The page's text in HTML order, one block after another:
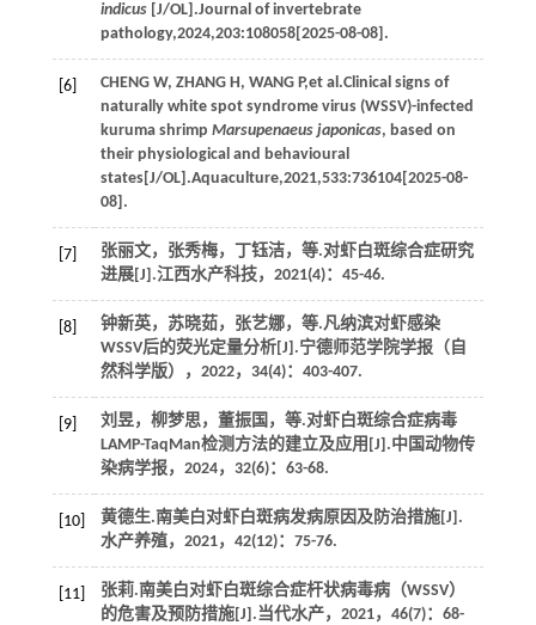
indicus[J/OL].Journal of invertebrate
pathology,2024,203:108058[2025-08-08].
[6] CHENG W, ZHANG H, WANG P,et al.Clinical signs of
naturally white spot syndrome virus (WSSV)-infected
kuruma shrimp Marsupenaeus japonicas, based on
their physiological and behavioural
states[J/OL].Aquaculture,2021,533:736104[2025-08-
08].
[7] 张丽文，张秀梅，丁钰洁， 等.对虾白斑综合症研究
进展[J].江西水产科技， 2021(4)：45-46.
[8] 钟新英，苏晓茹，张艺娜， 等.凡纳滨对虾感染
WSSV后的荧光定量分析[J].宁德师范学院学报（自
然科学版）
， 2022， 34(4)：403-407.
[9] 刘昱，柳梦思，董振国， 等.对虾白斑综合症病毒
LAMP-TaqMan检测方法的建立及应用[J].中国动物传
染病学报， 2024， 32(6)：63-68.
[10]
黄德生.南美白对虾白斑病发病原因及防治措施[J].
水产养殖， 2021， 42(12)：75-76.
[11]
张莉.南美白对虾白斑综合症杆状病毒病（WSSV）
的危害及预防措施[J].当代水产， 2021， 46(7)：68-